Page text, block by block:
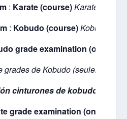
: Karate (course)Karaté (cours
: Kobudo (course)Kobudo
grade examination (only for
grades de Kobudo (seulement
cinturones de kobudo
grade examination (only for